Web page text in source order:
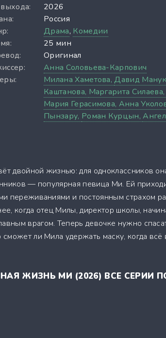
2026
Россия
Драма, Комедии
25 мин
Оригинал
Анна Соловьева-Карпович
Милана Хаметова,Давид
Каштанова, Маргарита Силаева,
Мария Герасимова, Анна
Пынзару, Роман Курцын,
двойной жизнью: для одноклассников
— популярная певица Ми. Ей
переживаниями и постоянным страхом
когда отец Милы, директор школы,
врагом. Теперь девочке нужно
ли Мила удержать маску, когда всё
ЖИЗНЬ МИ (2026) ВСЕ СЕРИИ